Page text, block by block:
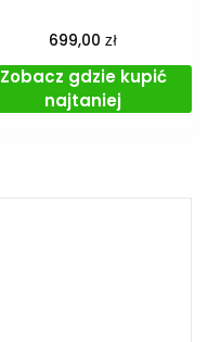
699,00zł
Zobacz gdzie kupić
najtaniej